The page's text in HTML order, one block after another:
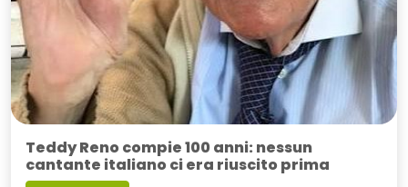
Teddy Reno compie 100 anni: nessun
cantante italiano ci era riuscito prima